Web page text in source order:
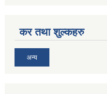
कर तथा शुल्कहरु
अन्य